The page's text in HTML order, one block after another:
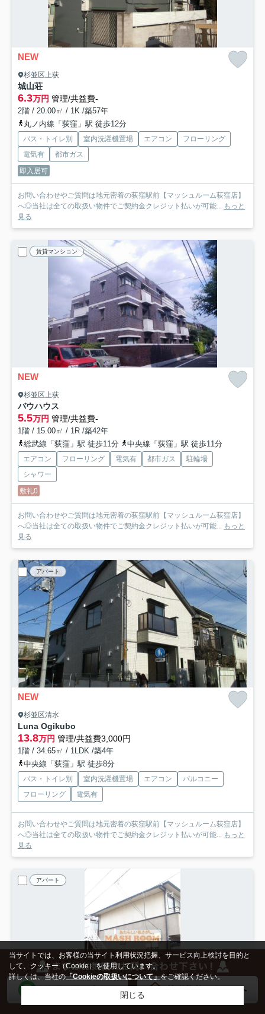
NEW
杉並区上荻
城山荘
6.3万円 管理/共益費-
2階 / 20.00㎡ / 1K /築57年
丸ノ内線「荻窪」駅 徒歩12分
バス・トイレ別 室内洗濯機置場 エアコン
フローリング
電気有
都市ガス
即入居可
お問い合わせやご質問は地元密着の荻窪駅前【マッシュルーム荻窪店】
へ◎当社は全ての取扱い物件でご契約金クレジット払いが可能...
もっと
見る
賃貸マンション
NEW
杉並区上荻
バウハウス
5.5万円 管理/共益費-
1階 / 15.00㎡ / 1R /築42年
総武線「荻窪」駅 徒歩11分
中央線「荻窪」駅 徒歩11分
エアコン フローリング 電気有 都市ガス
駐輪場
シャワー
敷礼0
お問い合わせやご質問は地元密着の荻窪駅前【マッシュルーム荻窪店】
へ◎当社は全ての取扱い物件でご契約金クレジット払いが可能...
もっと
見る
アパート
NEW
杉並区清水
Luna Ogikubo
13.8万円 管理/共益費3,000円
1階 / 34.65㎡ / 1LDK /築4年
中央線「荻窪」駅 徒歩8分
バス・トイレ別 室内洗濯機置場 エアコン
バルコニー
フローリング
電気有
お問い合わせやご質問は地元密着の荻窪駅前【マッシュルーム荻窪店】
へ◎当社は全ての取扱い物件でご契約金クレジット払いが可能...
もっと
見る
アパート
NEW
当サイトでは、お客様の当サイト利用状況把握、サービス向上検討を目的と
して、クッキー（Cookie）を使用しています。
詳しくは、当社の「Cookieの取扱いについて」をご確認ください。
閉じる